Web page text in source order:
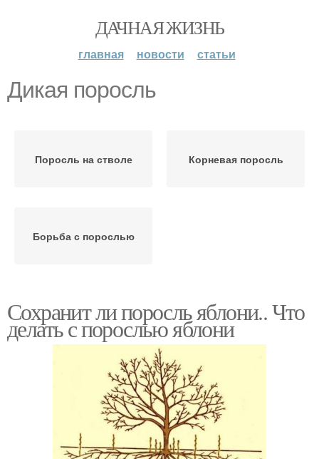
ДАЧНАЯ ЖИЗНЬ
главная новости статьи
Дикая поросль
Поросль на стволе Корневая поросль
Борьба с порослью
Сохранит ли поросль яблони.. Что
делать с порослью яблони